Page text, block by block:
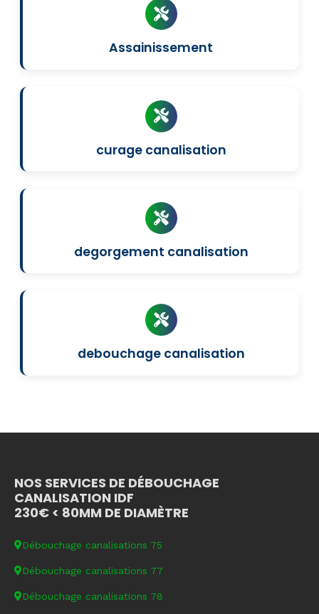
Assainissement
curage canalisation
degorgement canalisation
debouchage canalisation
NOS SERVICES DE DÉBOUCHAGE
CANALISATION IDF
230€ < 80MM DE DIAMÈTRE
Débouchage canalisations 75
Débouchage canalisations 77
Débouchage canalisations 78